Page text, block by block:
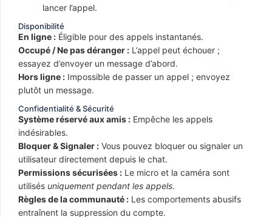
lancer l’appel.
Disponibilité
En ligne : Éligible pour des appels instantanés.
Occupé / Ne pas déranger : L’appel peut échouer ;
essayez d’envoyer un message d’abord.
Hors ligne : Impossible de passer un appel ; envoyez
plutôt un message.
Confidentialité & Sécurité
Système réservé aux amis : Empêche les appels
indésirables.
Bloquer & Signaler : Vous pouvez bloquer ou signaler un
utilisateur directement depuis le chat.
Permissions sécurisées : Le micro et la caméra sont
utilisés uniquement pendant les appels.
Règles de la communauté : Les comportements abusifs
entraînent la suppression du compte.